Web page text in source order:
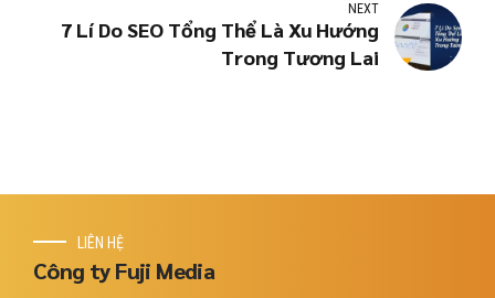
NEXT
7 Lí Do SEO Tổng Thể Là Xu Hướng
Trong Tương Lai
LIÊN HỆ
Công ty Fuji Media